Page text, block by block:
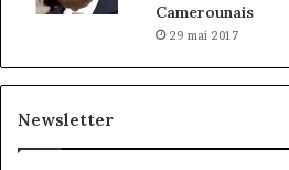
Camerounais
29 mai 2017
Newsletter